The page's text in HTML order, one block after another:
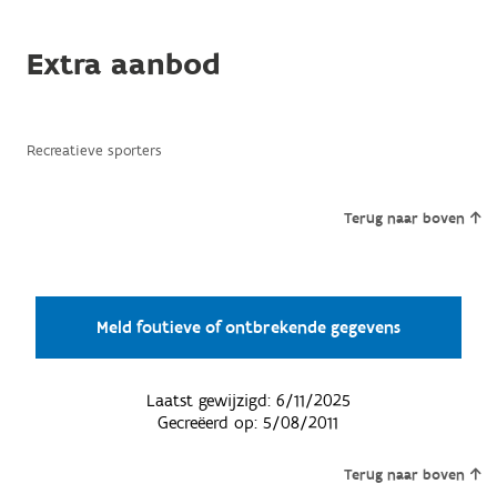
Extra aanbod
Recreatieve sporters
Terug naar boven
Meld foutieve of ontbrekende gegevens
Laatst gewijzigd: 6/11/2025
Gecreëerd op:5/08/2011
Terug naar boven